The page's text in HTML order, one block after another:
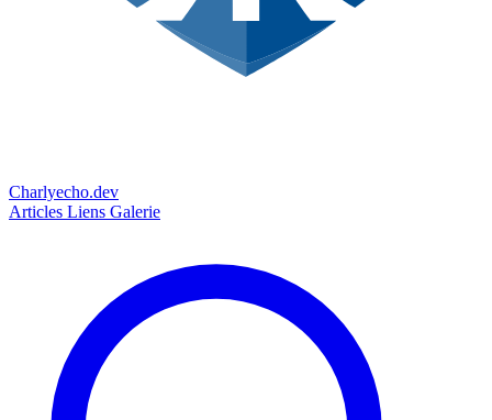
Charlyecho.dev
Articles Liens Galerie